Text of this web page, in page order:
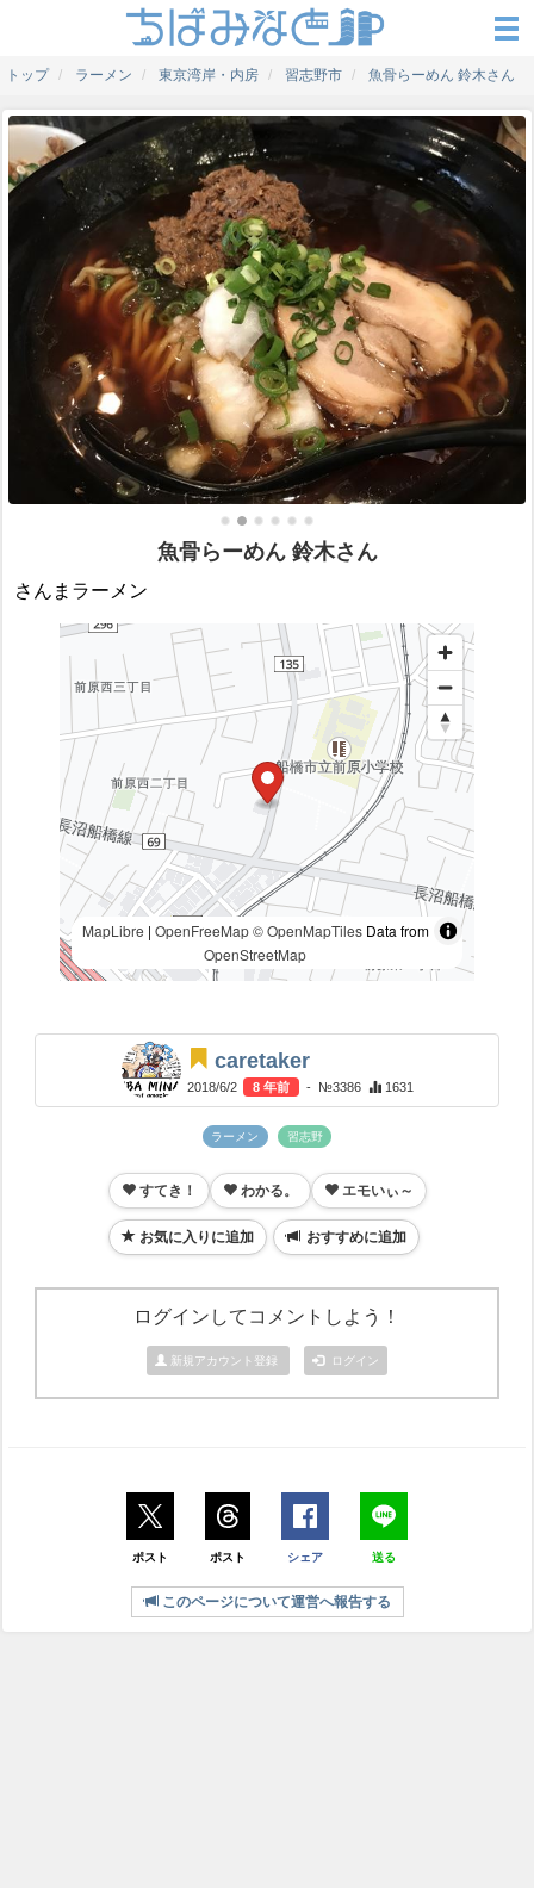
トップ ラーメン 東京湾岸・内房 習志野市 魚骨らーめん 鈴木さん
魚骨らーめん 鈴木さん
さんまラーメン
MapLibre | OpenFreeMap © OpenMapTilesData from
OpenStreetMap
caretaker
2018/6/2 8 年前 - №3386 1631
ラーメン 習志野
すてき！ わかる。 エモいぃ～
お気に入りに追加 おすすめに追加
ログインしてコメントしよう！
新規アカウント登録 ログイン
ポスト ポスト シェア 送る
このページについて運営へ報告する